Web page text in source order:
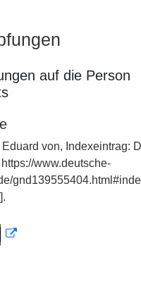
auf die Person
von, Indexeintrag:
www.deutsche-